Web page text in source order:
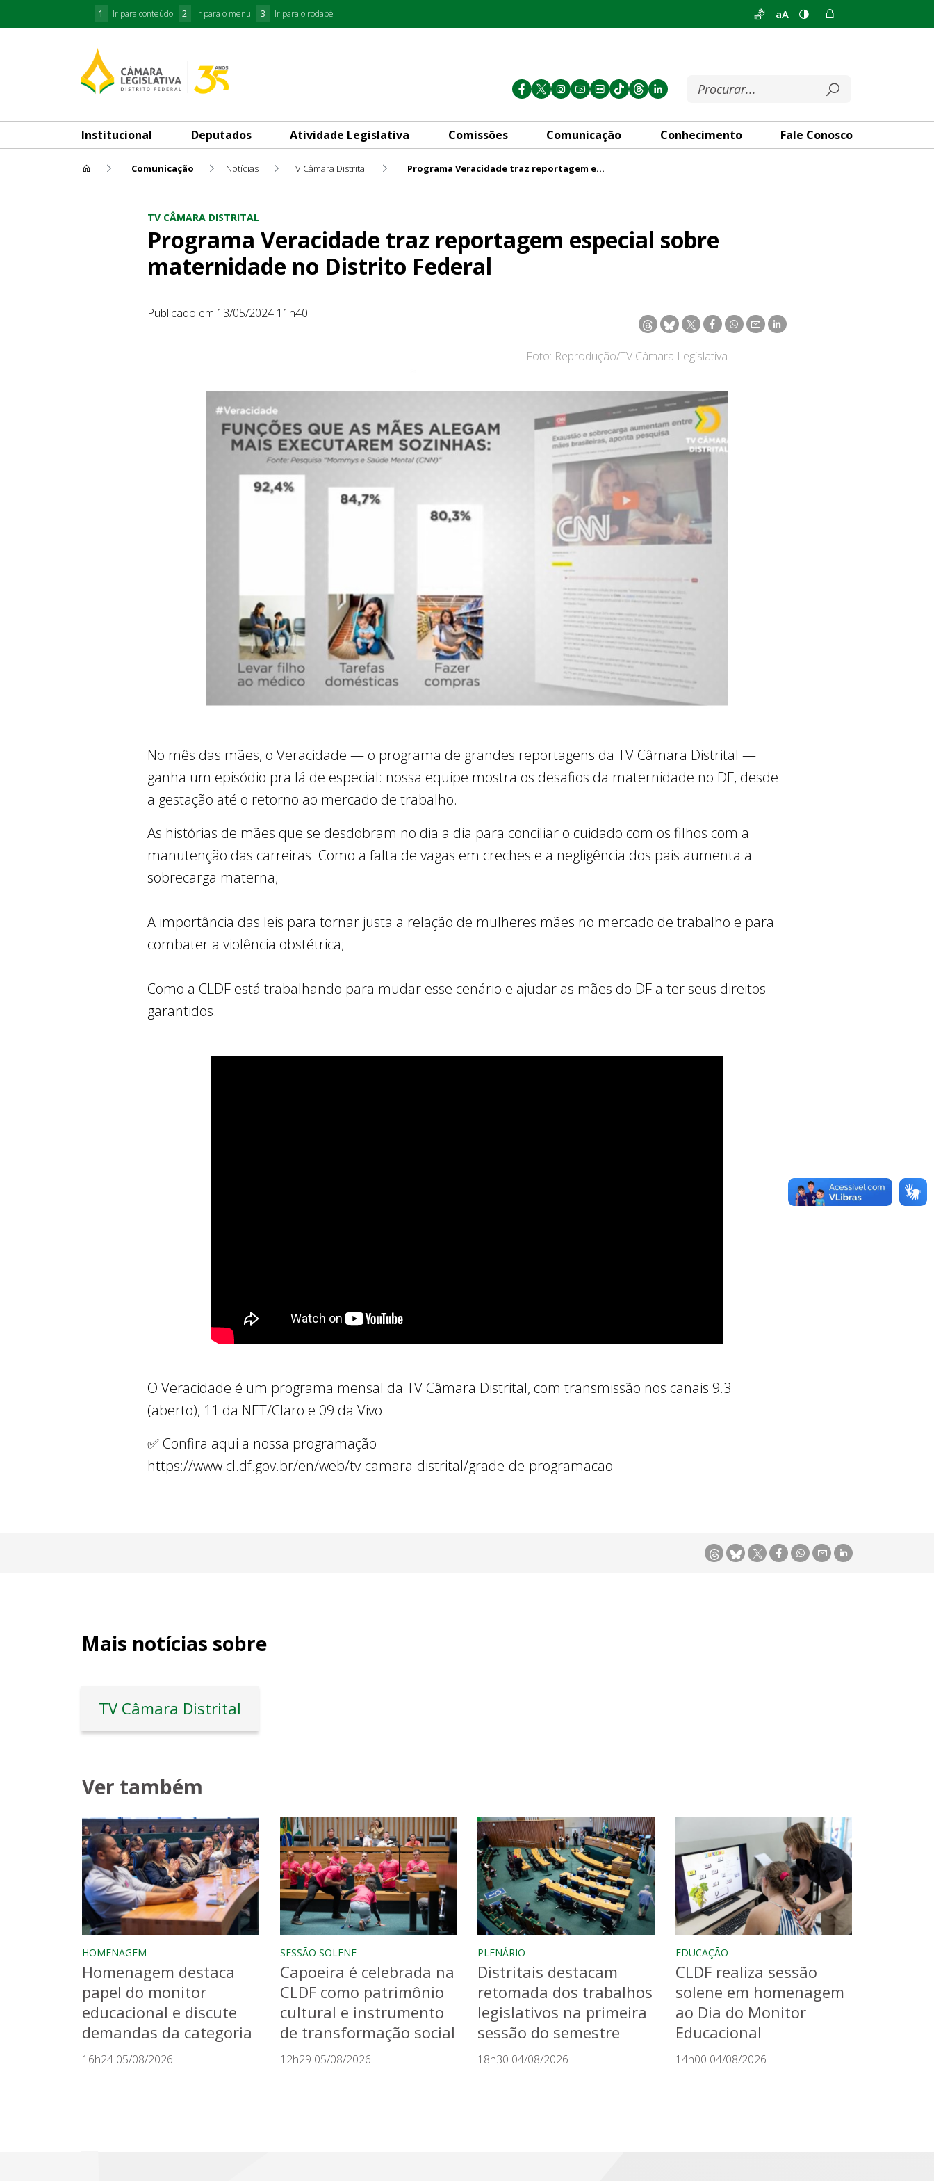
1 Ir para conteúdo 2 Ir para o menu 3 Ir para o rodapé aA
Institucional Deputados Atividade Legislativa Comissões Comunicação Conhecimento Fale Conosco
Comunicação Notícias TV Câmara Distrital Programa Veracidade traz reportagem especial sobre maternidade no Distrito Federal
TV CÂMARA DISTRITAL
Programa Veracidade traz reportagem especial sobre
maternidade no Distrito Federal
Publicado em 13/05/2024 11h40
Foto: Reprodução/TV Câmara Legislativa
No mês das mães, o Veracidade — o programa de grandes reportagens da TV Câmara Distrital —
ganha um episódio pra lá de especial: nossa equipe mostra os desafios da maternidade no DF, desde
a gestação até o retorno ao mercado de trabalho.
As histórias de mães que se desdobram no dia a dia para conciliar o cuidado com os filhos com a
manutenção das carreiras. Como a falta de vagas em creches e a negligência dos pais aumenta a
sobrecarga materna;
A importância das leis para tornar justa a relação de mulheres mães no mercado de trabalho e para
combater a violência obstétrica;
Como a CLDF está trabalhando para mudar esse cenário e ajudar as mães do DF a ter seus direitos
garantidos.
O Veracidade é um programa mensal da TV Câmara Distrital, com transmissão nos canais 9.3
(aberto), 11 da NET/Claro e 09 da Vivo.
✅ Confira aqui a nossa programação
https://www.cl.df.gov.br/en/web/tv-camara-distrital/grade-de-programacao
Mais notícias sobre
TV Câmara Distrital
Ver também
HOMENAGEM
Homenagem destaca
papel do monitor
educacional e discute
demandas da categoria
16h24 05/08/2026
SESSÃO SOLENE
Capoeira é celebrada na
CLDF como patrimônio
cultural e instrumento
de transformação social
12h29 05/08/2026
PLENÁRIO
Distritais destacam
retomada dos trabalhos
legislativos na primeira
sessão do semestre
18h30 04/08/2026
EDUCAÇÃO
CLDF realiza sessão
solene em homenagem
ao Dia do Monitor
Educacional
14h00 04/08/2026